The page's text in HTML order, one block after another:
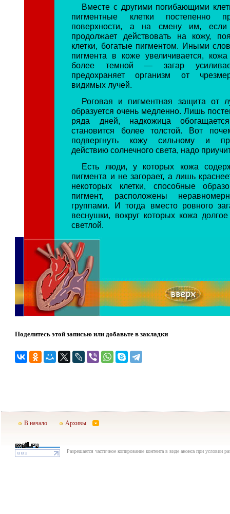
Вместе с другими погибающими
пигментные клетки постепенно
поверхности, а на смену им, если
продолжает действовать на кожу,
клетки, богатые пигментом. Иными
пигмента в коже увеличивается,
более темной — загар
предохраняет организм от
видимых лучей.
Роговая и пигментная защита от
образуется очень медленно. Лишь
ряда дней, надкожица
становится более толстой. Вот
подвергнуть кожу сильному и
действию солнечного света, надо
Есть люди, у которых кожа
пигмента и не загорает, а лишь
некоторых клетки, способные
пигмент, расположены
группами. И тогда вместо ровного
веснушки, вокруг которых кожа
светлой.
Поделитесь этой записью или добавьте в закладки
В начало Архивы
Разрешается частичное копирование контента в виде анонса при условии